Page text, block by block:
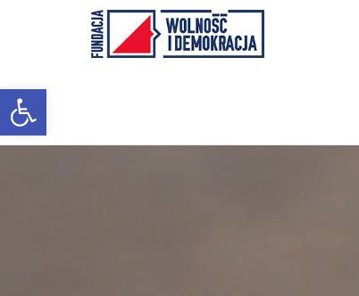
Otwórz pasek narzędzi